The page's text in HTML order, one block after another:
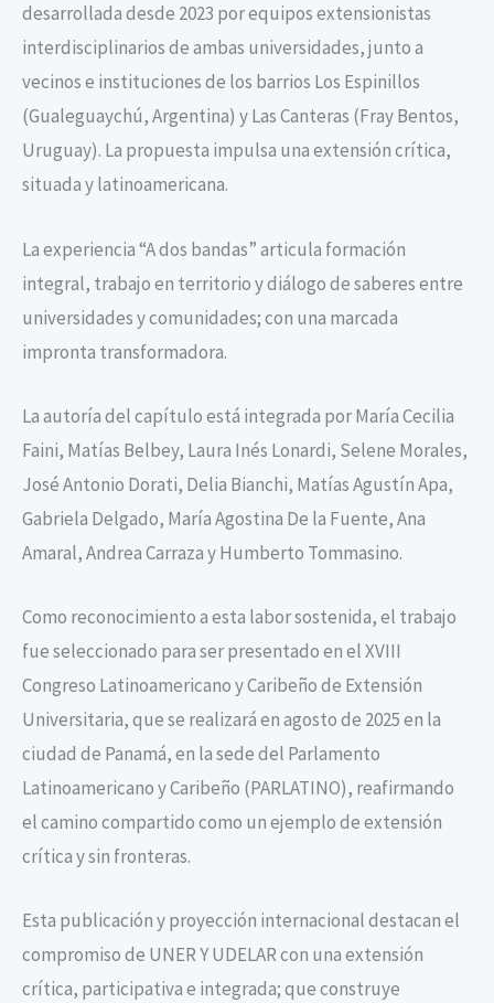
desarrollada desde 2023 por equipos extensionistas
interdisciplinarios de ambas universidades, junto a
vecinos e instituciones de los barrios Los Espinillos
(Gualeguaychú, Argentina) y Las Canteras (Fray Bentos,
Uruguay). La propuesta impulsa una extensión crítica,
situada y latinoamericana.
La experiencia “A dos bandas” articula formación
integral, trabajo en territorio y diálogo de saberes entre
universidades y comunidades; con una marcada
impronta transformadora.
La autoría del capítulo está integrada por María Cecilia
Faini, Matías Belbey, Laura Inés Lonardi, Selene Morales,
José Antonio Dorati, Delia Bianchi, Matías Agustín Apa,
Gabriela Delgado, María Agostina De la Fuente, Ana
Amaral, Andrea Carraza y Humberto Tommasino.
Como reconocimiento a esta labor sostenida, el trabajo
fue seleccionado para ser presentado en el XVIII
Congreso Latinoamericano y Caribeño de Extensión
Universitaria, que se realizará en agosto de 2025 en la
ciudad de Panamá, en la sede del Parlamento
Latinoamericano y Caribeño (PARLATINO), reafirmando
el camino compartido como un ejemplo de extensión
crítica y sin fronteras.
Esta publicación y proyección internacional destacan el
compromiso de UNER Y UDELAR con una extensión
crítica, participativa e integrada; que construye